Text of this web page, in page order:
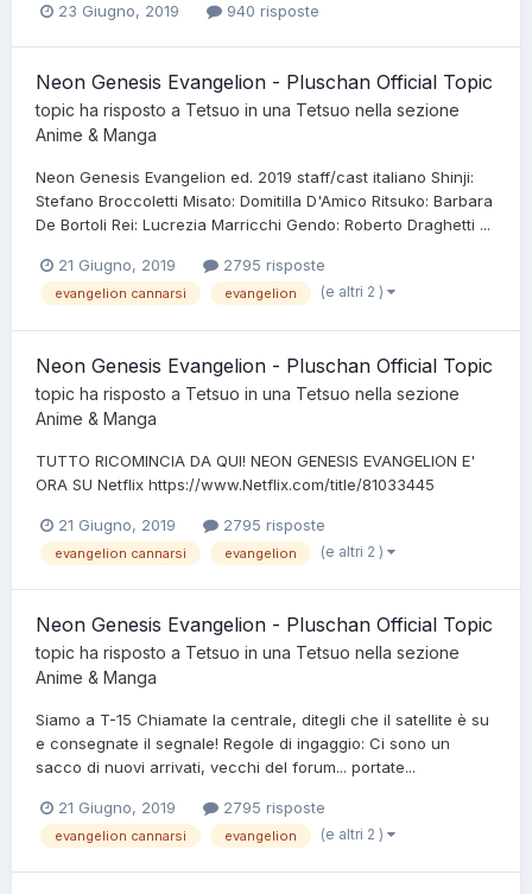
23 Giugno, 2019 940 risposte
Neon Genesis Evangelion - Pluschan Official Topic
topic ha risposto a Tetsuo in una Tetsuo nella sezione
Anime & Manga
Neon Genesis Evangelion ed. 2019 staff/cast italiano Shinji:
Stefano Broccoletti Misato: Domitilla D'Amico Ritsuko: Barbara
De Bortoli Rei: Lucrezia Marricchi Gendo: Roberto Draghetti ...
21 Giugno, 2019 2795 risposte
evangelion cannarsi evangelion (e altri 2 )
Neon Genesis Evangelion - Pluschan Official Topic
topic ha risposto a Tetsuo in una Tetsuo nella sezione
Anime & Manga
TUTTO RICOMINCIA DA QUI! NEON GENESIS EVANGELION E'
ORA SU Netflix https://www.Netflix.com/title/81033445
21 Giugno, 2019 2795 risposte
evangelion cannarsi evangelion (e altri 2 )
Neon Genesis Evangelion - Pluschan Official Topic
topic ha risposto a Tetsuo in una Tetsuo nella sezione
Anime & Manga
Siamo a T-15 Chiamate la centrale, ditegli che il satellite è su
e consegnate il segnale! Regole di ingaggio: Ci sono un
sacco di nuovi arrivati, vecchi del forum... portate...
21 Giugno, 2019 2795 risposte
evangelion cannarsi evangelion (e altri 2 )